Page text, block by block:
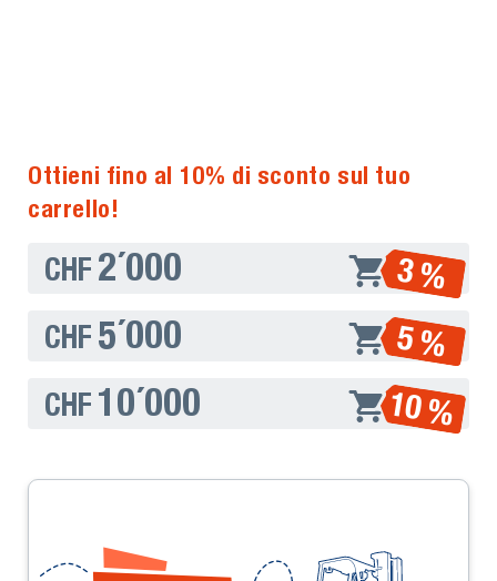
Ottieni fino al 10% di sconto sul tuo
carrello!
CHF 2´000 3 %
CHF 5´000 5 %
CHF 10´000 10 %